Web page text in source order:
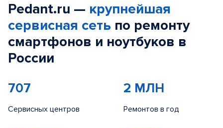
Pedant.ru — крупнейшая
сервисная сеть по ремонту
смартфонов и ноутбуков в
России
707
Сервисных центров
2 МЛН
Ремонтов в год